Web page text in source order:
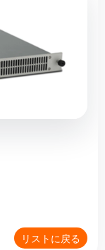
リストに戻る